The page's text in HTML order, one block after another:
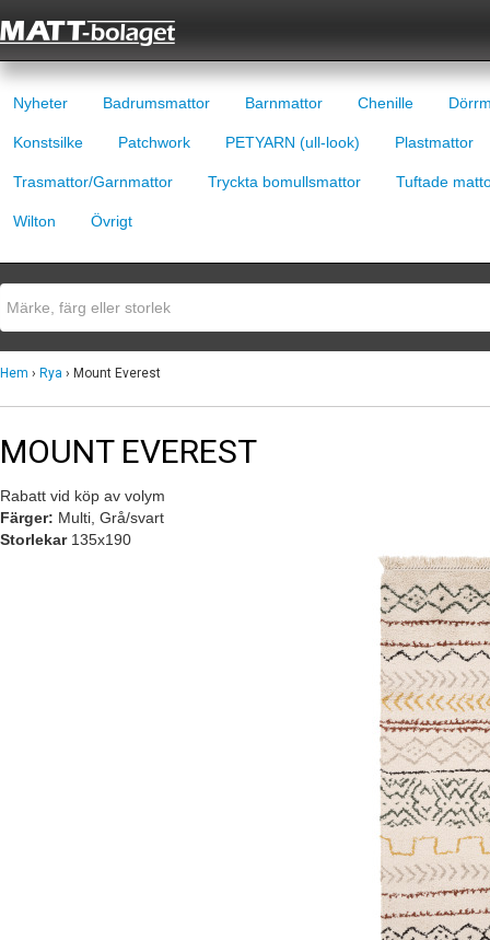
Nyheter Badrumsmattor Barnmattor Chenille
Konstsilke Patchwork PETYARN (ull-look) Plastmattor
Trasmattor/Garnmattor Tryckta bomullsmattor Tuftade
Wilton Övrigt
Hem › Rya › Mount Everest
MOUNT EVEREST
Rabatt vid köp av volym
Färger: Multi, Grå/svart
Storlekar135x190